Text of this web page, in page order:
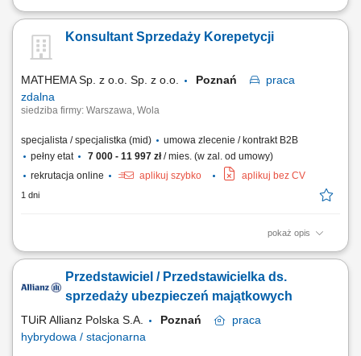
Zadania Tworzenie i pielęgnowanie trwałych więzi biznesowych.
dedykowanych rozwiązań polisowych. Organizowanie oraz
prowadzenie prezentacji i konsultacji w trybie online oraz stacjonarnie.
Konsultant Sprzedaży Korepetycji
MATHEMA Sp. z o.o. Sp. z o.o. Poznań
praca
zdalna
siedziba firmy: Warszawa, Wola
specjalista / specjalistka (mid)
umowa zlecenie / kontrakt B2B
pełny etat
7 000 - 11 997 zł/ mies. (w zal. od umowy)
rekrutacja online
aplikuj szybko aplikuj bez CV
1 dni
pokaż opis
Opis stanowiska: Zapewniamy ciepłą bazę klientów – zainteresowani
klientów, wykonujemy połączenia przez IP-telefon i zapisujemy
wszystkie działania. Kontakt z rodzicem (telefon/SMS), analiza potrzeb
Przedstawiciel / Przedstawicielka ds.
sprzedaży ubezpieczeń majątkowych
TUiR Allianz Polska S.A. Poznań
praca
hybrydowa / stacjonarna